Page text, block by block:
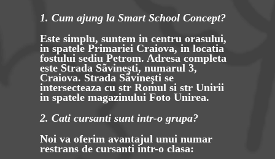
1. Cum ajung la Smart School Concept?
Este simplu, suntem in centru orasului,
in spatele Primariei Craiova, in locatia
fostului sediu Petrom. Adresa completa
este Strada Sãvineşti, numarul 3,
Craiova. Strada Sãvineşti se
intersecteaza cu str Romul si str Unirii
in spatele magazinului Foto Unirea.
2. Cati cursanti sunt intr-o grupa?
Noi va oferim avantajul unui numar
restrans de cursanti intr-o clasa: